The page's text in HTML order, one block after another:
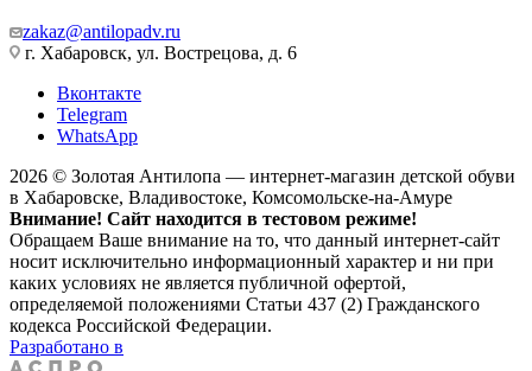
zakaz@antilopadv.ru
г. Хабаровск, ул. Вострецова, д. 6
Вконтакте
Telegram
WhatsApp
2026 © Золотая Антилопа — интернет-магазин детской обуви
в Хабаровске, Владивостоке, Комсомольске-на-Амуре
Внимание! Сайт находится в тестовом режиме!
Обращаем Ваше внимание на то, что данный интернет-сайт
носит исключительно информационный характер и ни при
каких условиях не является публичной офертой,
определяемой положениями Статьи 437 (2) Гражданского
кодекса Российской Федерации.
Разработано в